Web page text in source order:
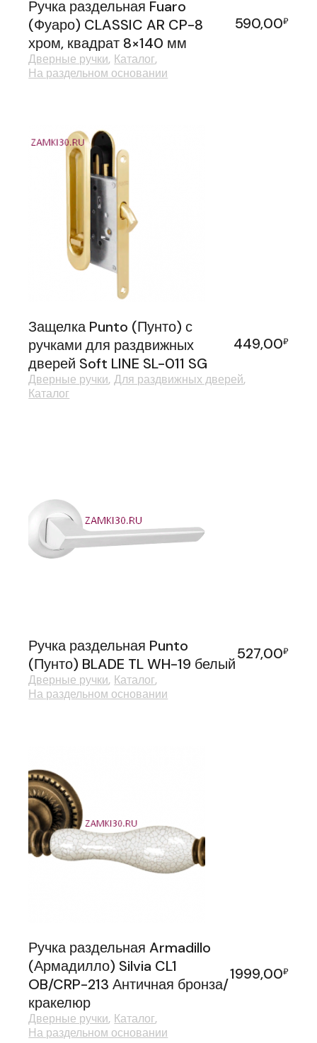
Ручка раздельная Fuaro
(Фуаро) CLASSIC AR CP-8
хром, квадрат 8×140 мм
590,00₽
Дверные ручки Каталог
На раздельном основании
Защелка Punto (Пунто) с
ручками для раздвижных
дверей Soft LINE SL-011 SG
449,00₽
Дверные ручки Для раздвижных дверей
Каталог
Ручка раздельная Punto
(Пунто) BLADE TL WH-19 белый
527,00₽
Дверные ручки Каталог
На раздельном основании
Ручка раздельная Armadillo
(Армадилло) Silvia CL1
OB/CRP-213 Античная бронза/
кракелюр
1999,00₽
Дверные ручки Каталог
На раздельном основании